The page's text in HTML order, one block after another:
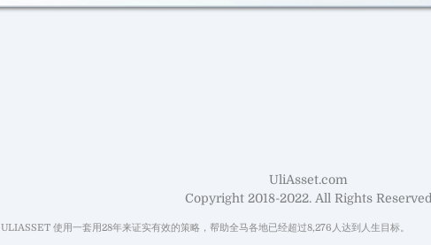
UliAsset.com
Copyright 2018-2022. All Rights Reserved
ULIASSET 使用一套用28年来证实有效的策略，帮助全马各地已经超过8,276人达到人生目标。